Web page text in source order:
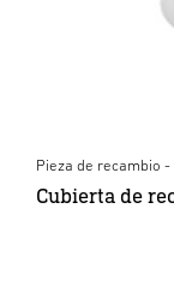
Pieza de recambio
Cubierta de